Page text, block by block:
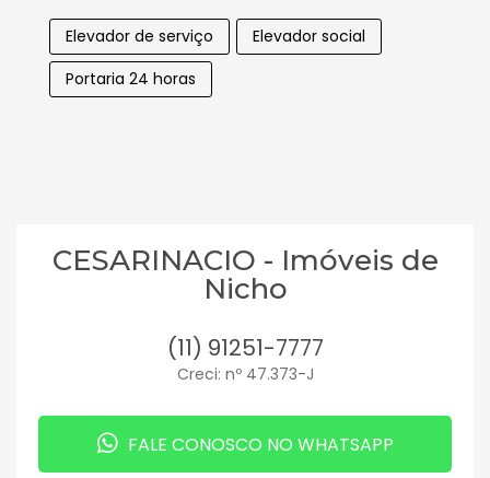
Elevador de serviço
Elevador social
Portaria 24 horas
CESARINACIO - Imóveis de
Nicho
(11) 91251-7777
Creci: nº 47.373-J
FALE CONOSCO NO WHATSAPP